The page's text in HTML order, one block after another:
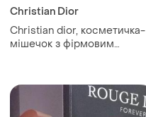
Christian Dior
Christian dior, косметичка-
мішечок з фірмовим